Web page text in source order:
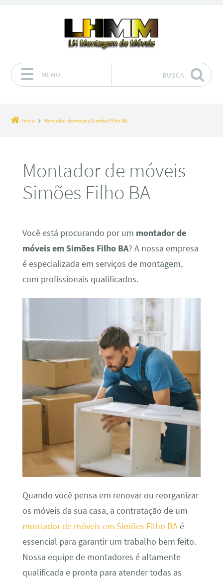
MENU BUSCA
Início Montador de móveis Simões Filho BA
Montador de móveis
Simões Filho BA
Você está procurando por um montador de
móveis em Simões Filho BA? A nossa empresa
é especializada em serviços de montagem,
com profissionais qualificados.
Quando você pensa em renovar ou reorganizar
os móveis da sua casa, a contratação de um
montador de móveis em Simões Filho BAé
essencial para garantir um trabalho bem feito.
Nossa equipe de montadores é altamente
qualificada e pronta para atender todas as